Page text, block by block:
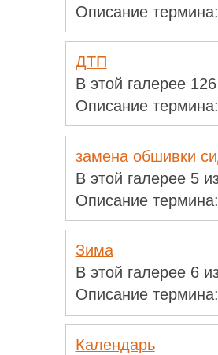
Описание термина:
ДТП
В этой галерее
Описание термина:
замена обшивки
В этой галерее 5
Описание термина:
Зима
В этой галерее 6
Описание термина:
Календарь